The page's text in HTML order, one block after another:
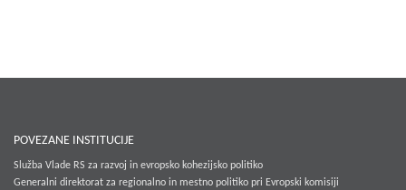
POVEZANE INSTITUCIJE
Služba Vlade RS za razvoj in evropsko kohezijsko politiko
Generalni direktorat za regionalno in mestno politiko pri Evropski komisiji